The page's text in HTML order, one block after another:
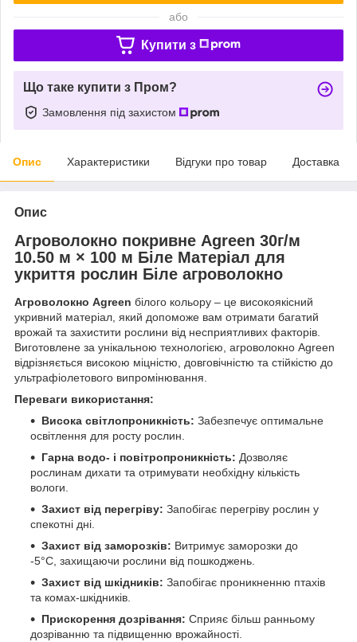
або
Купити з
Що таке купити з Пром?
Замовлення під захистом
Опис Характеристики Відгуки про товар Доставка
Опис
Агроволокно покривне Agreen 30г/м
10.50 м × 100 м Біле Матеріал для
укриття рослин Біле агроволокно
Агроволокно Agreen білого кольору – це високоякісний
укривний матеріал, який допоможе вам отримати багатий
врожай та захистити рослини від несприятливих факторів.
Виготовлене за унікальною технологією, агроволокно Agreen
відрізняється високою міцністю, довговічністю та стійкістю до
ультрафіолетового випромінювання.
Переваги використання:
Висока світлопроникність: Забезпечує оптимальне
освітлення для росту рослин.
Гарна водо- і повітропроникність: Дозволяє
рослинам дихати та отримувати необхідну кількість
вологи.
Захист від перегріву: Запобігає перегріву рослин у
спекотні дні.
Захист від заморозків: Витримує заморозки до
-5°C, захищаючи рослини від пошкоджень.
Захист від шкідників: Запобігає проникненню птахів
та комах-шкідників.
Прискорення дозрівання: Сприяє більш ранньому
дозріванню та підвищенню врожайності.